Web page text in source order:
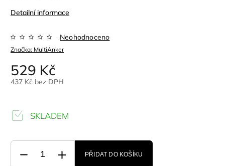
Detailní informace
Značka: MultiAnker
Neohodnoceno
529 Kč
437 Kč bez DPH
SKLADEM
PŘIDAT DO KOŠÍKU